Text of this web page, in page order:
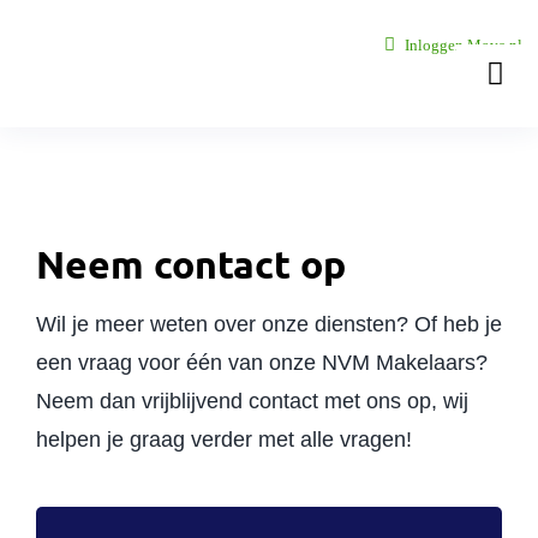
Inloggen Move.nl
Nieuws
Neem contact op
Wil je meer weten over onze diensten? Of heb je
een vraag voor één van onze NVM Makelaars?
Neem dan vrijblijvend contact met ons op, wij
helpen je graag verder met alle vragen!